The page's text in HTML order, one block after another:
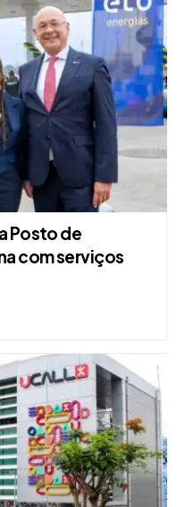
Posto de
com serviços